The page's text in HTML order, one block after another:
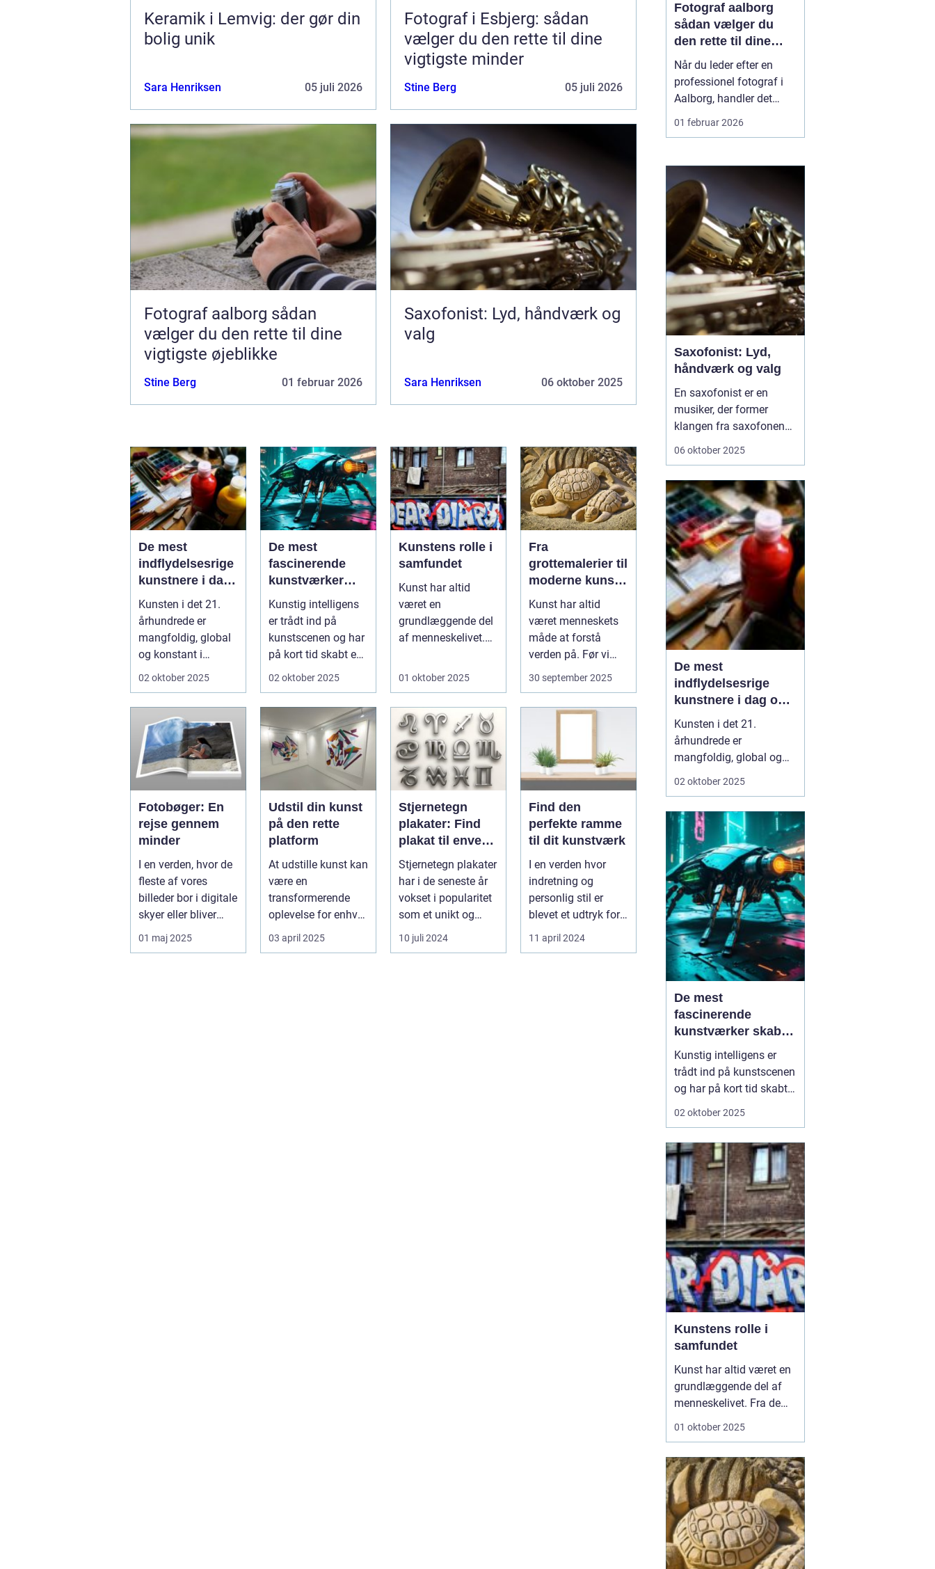
Keramik i Lemvig: der gør din
bolig unik
Sara Henriksen 05 juli 2026
Fotograf i Esbjerg: sådan
vælger du den rette til dine
vigtigste minder
Stine Berg 05 juli 2026
Fotograf aalborg sådan
vælger du den rette til dine
vigtigste øjeblikke
Stine Berg 01 februar 2026
Saxofonist: Lyd, håndværk og
valg
Sara Henriksen 06 oktober 2025
De mest
indflydelsesrige
kunstnere i dag
og deres bidrag
Kunsten i det 21.
århundrede er
mangfoldig, global
og konstant i
bevægelse. Hvor
02 oktober 2025
De mest
fascinerende
kunstværker
skabt med
kunstig
intelligens
Kunstig intelligens
er trådt ind på
kunstscenen og har
på kort tid skabt en
b&osla...
02 oktober 2025
Kunstens rolle i
samfundet
Kunst har altid
været en
grundlæggende del
af menneskelivet.
hulema...
01 oktober 2025
Fra
grottemalerier til
moderne kunst:
En rejse
billedkunstens
udvikling
Kunst har altid
været menneskets
måde at forstå
verden på. Før vi
30 september 2025
Fotobøger: En
rejse gennem
minder
I en verden, hvor de
fleste af vores
billeder bor i digitale
skyer eller bliver
gemt langt væk...
01 maj 2025
Udstil din kunst
på den rette
platform
At udstille kunst kan
være en
transformerende
oplevelse for enhver
kunstner. Det
handler ikke ...
03 april 2025
Stjernetegn
plakater: Find
plakat til enver
smag
Stjernetegn plakater
har i de seneste år
vokset i popularitet
som et unikt og
personligt indslag i
h...
10 juli 2024
Find den
perfekte ramme
til dit kunstværk
I en verden hvor
indretning og
personlig stil er
blevet et udtryk for
individets identitet,
spiller ...
11 april 2024
Fotograf aalborg
sådan vælger du
den rette til dine
vigtigste øjeblikke
Når du leder efter en
professionel fotograf i
Aalborg, handler det
sjældent kun om billeder.
igen. Barnets første smil,
den store bryllupsdag, et
nyt job, en stærk
virksomhedsprofil eller
tre generationer samlet
...
01 februar 2026
Saxofonist: Lyd,
håndværk og valg
En saxofonist er en
musiker, der former
klangen fra saxofonen
og bruger den i alt fra
spænder fra
improviserende solist til
præcis
ensemblemusiker. En
dygtig udøver mestrer
teknik, t...
06 oktober 2025
De mest
indflydelsesrige
kunstnere i dag og
deres bidrag
Kunsten i det 21.
århundrede er
mangfoldig, global og
konstant i bevægelse.
defineret af enkelte
epoker eller stilarter, er
nutidens kunstscene
kendetegnet ved en
mosaik af udtryk, medier
og budskabe...
02 oktober 2025
De mest
fascinerende
kunstværker skabt
med kunstig
intelligens
Kunstig intelligens er
trådt ind på kunstscenen
og har på kort tid skabt
en bølge af fascination
med menneskelig
intuition og følelser, viser
AI, at maskiner også kan
s...
02 oktober 2025
Kunstens rolle i
samfundet
Kunst har altid været en
grundlæggende del af
menneskelivet. Fra de
første hulemalerier til
fungeret som et sprog,
der kan udtrykke følelser,
idéer og visioner. Men
kunst er m...
01 oktober 2025